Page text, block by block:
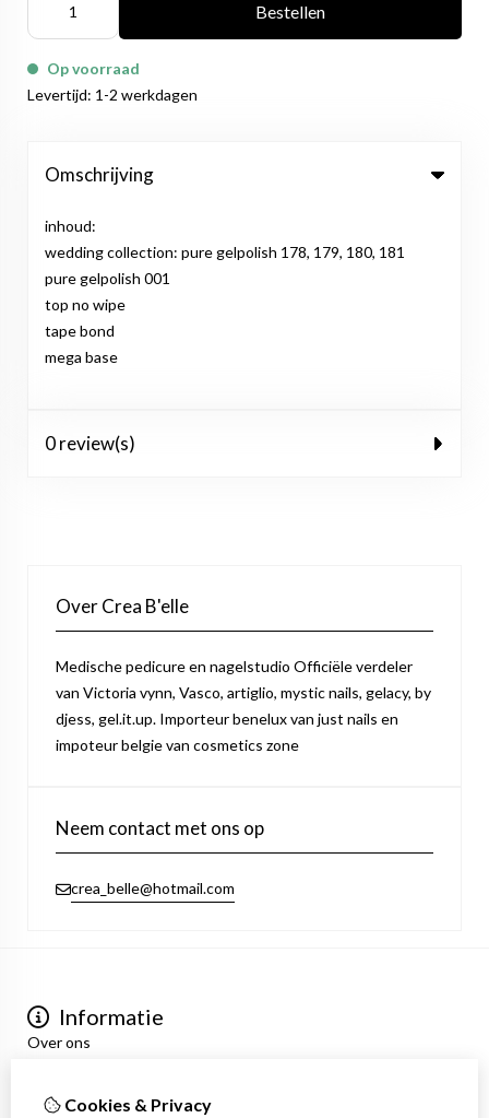
Bestellen
Op voorraad
Levertijd: 1-2 werkdagen
Omschrijving
inhoud:
wedding collection: pure gelpolish 178, 179, 180, 181
pure gelpolish 001
top no wipe
tape bond
mega base
0 review(s)
Over Crea B'elle
Medische pedicure en nagelstudio Officiële verdeler
van Victoria vynn, Vasco, artiglio, mystic nails, gelacy, by
djess, gel.it.up. Importeur benelux van just nails en
impoteur belgie van cosmetics zone
Neem contact met ons op
crea_belle@hotmail.com
Informatie
Over ons
Algemene voorwaarden
Cookies & Privacy